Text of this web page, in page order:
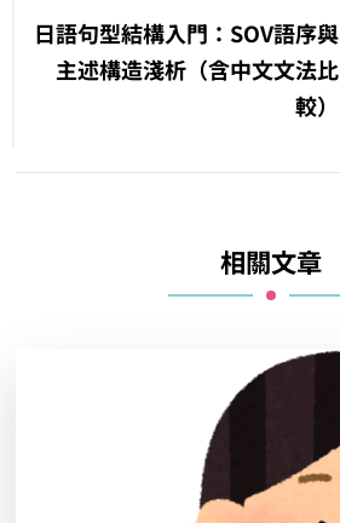
日語句型結構入門：SOV語序與
主述構造淺析（含中文文法比
較）
相關文章